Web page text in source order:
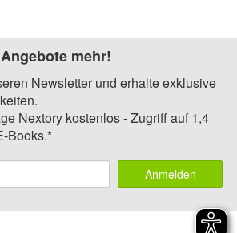
mehr!
Newsletter und erhalte exklusive
Nextory kostenlos - Zugriff auf 1,4
Books.*
Anmelden